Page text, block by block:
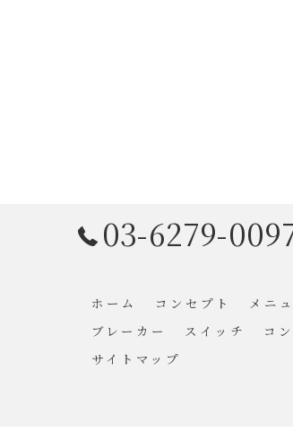
03-6279-
ホーム コンセプト メニ
ブレーカー
スイッチ コ
サイトマップ